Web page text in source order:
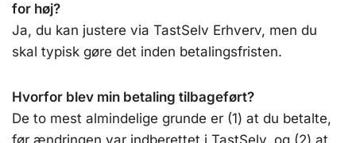
for høj?
Ja, du kan justere via TastSelv Erhverv, men du
skal typisk gøre det inden betalingsfristen.
Hvorfor blev min betaling tilbageført?
De to mest almindelige grunde er (1) at du betalte,
før ændringen var indberettet i TastSelv, og (2) at